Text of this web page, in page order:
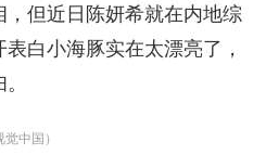
但近日陈妍希就在内地综
白小海豚实在太漂亮了，
中国）